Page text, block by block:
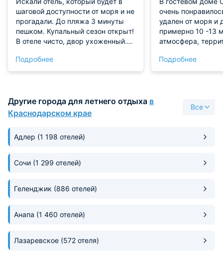
шаговой доступности от моря и не
прогадали. До пляжа 3 минуты
пешком. Купальный сезон открыт!
В отеле чисто, двор ухоженный.
отеле есть общая кухня, но в
итоге питались в приотельной
курортные. Ожидали гораздо
дороже. Впечатление осталось
отличное, думаем вернуться уже
Подробнее
очень
удален от моря и
примерно 10 -13
атмосфера,
убранство – все
улице есть
необходимые
Подробнее
Другие города для летнего отдыха в
Краснодарском крае
Все
Адлер (1 198 отелей)
Сочи (1 299 отелей)
Геленджик (886 отелей)
Анапа (1 460 отелей)
Лазаревское (572 отеля)